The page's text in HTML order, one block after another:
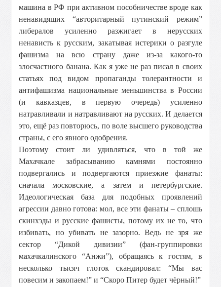
машина в РФ при активном пособничестве вроде как
ненавидящих “авторитарный путинский режим”
либералов усиленно разжигает в нерусских
ненависть к русским, закатывая истерики о разгуле
фашизма на всю страну даже из-за какого-то
злосчастного банана. Как я уже не раз писал в своих
статьях под видом пропаганды толерантности и
антифашизма национальные меньшинства в России
(и кавказцев, в первую очередь) усиленно
натравливали и натравливают на русских. И делается
это, ещё раз повторюсь, по воле высшего руководства
страны, с его явного одобрения.
Поэтому стоит ли удивляться, что в той же
Махачкале забрасыванию камнями постоянно
подвергались и подвергаются приезжие фанаты:
сначала московские, а затем и петербургские.
Идеологическая база для подобных проявлений
агрессии давно готова: мол, все эти фанаты – сплошь
скинхэды и русские фашисты, потому их не то, что
избивать, но убивать не зазорно. Ведь не зря же
сектор “Дикой дивизии” (фан-группировки
махачкалинского “Анжи”), обращаясь к гостям, в
несколько тысяч глоток скандировал: “Мы вас
повесим и закопаем!” и “Скоро Питер будет чёрный!”